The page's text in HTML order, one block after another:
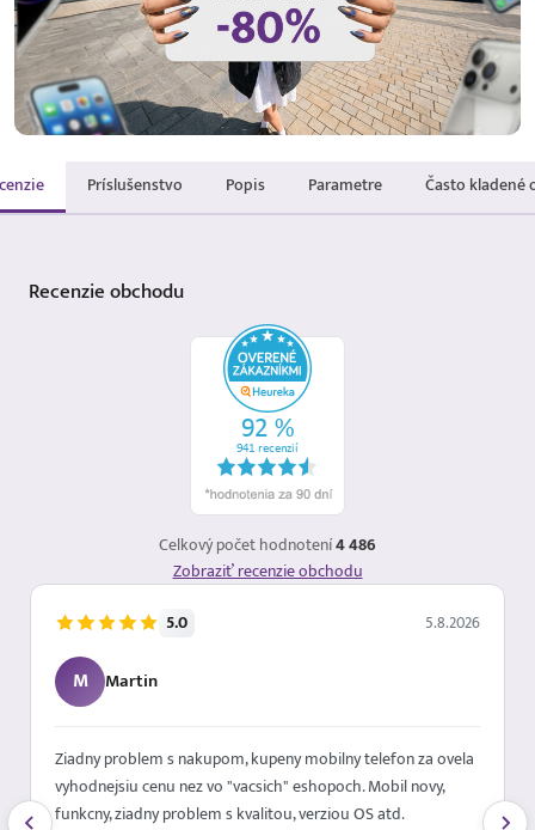
Príslušenstvo Popis Parametre Často kladené
Recenzieobchodu
Celkový počet hodnotení4 486
Zobraziť recenzie obchodu
5.0 5.8.2026
M Martin
Ziadny problem s nakupom, kupeny mobilny telefon za ovela
vyhodnejsiu cenu nez vo "vacsich" eshopoch. Mobil novy,
funkcny, ziadny problem s kvalitou, verziou OS atd.